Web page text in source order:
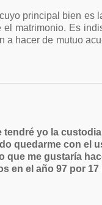
principal bien es
matrimonio. Es
a hacer de mutuo
tendré yo la
quedarme con el
que me gustaría
en el año 97 por